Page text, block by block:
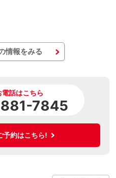
情報をみる
電話はこちら
7845
予約はこちら!